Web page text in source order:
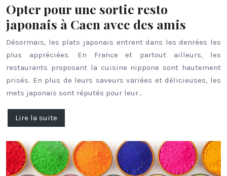
Opter pour une sortie resto
japonais à Caen avec des amis
Désormais, les plats japonais entrent dans les denrées les
plus appréciées. En France et partout ailleurs, les
restaurants proposant la cuisine nippone sont hautement
prisés. En plus de leurs saveurs variées et délicieuses, les
mets japonais sont réputés pour leur…
Lire la suite